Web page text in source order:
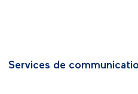
Services de